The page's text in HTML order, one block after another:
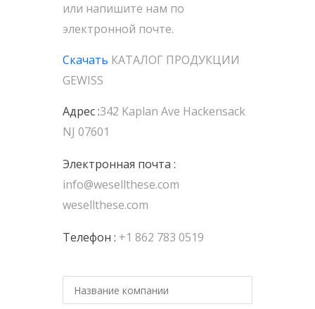
или напишите нам по
электронной почте.
Скачать КАТАЛОГ ПРОДУКЦИИ
GEWISS
Адрес :342 Kaplan Ave Hackensack
NJ 07601
Электронная почта :
info@wesellthese.com
wesellthese.com
Телефон : +1 862 783 0519